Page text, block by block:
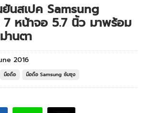
นสเปค Samsung
หน้าจอ 5.7 นิ้ว มาพร้อม
านตา
2016
มือถือ มือถือ Samsung ซัมซุง